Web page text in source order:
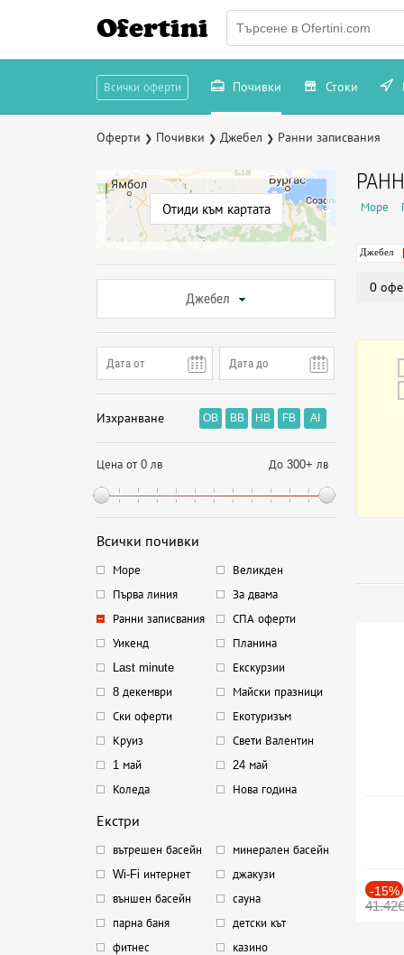
Ofertini
Всички оферти Почивки Стоки
Оферти ❯ Почивки ❯ Джебел ❯ Ранни записвания
Отиди към картата
Джебел
Изхранване OB BB HB FB AI
Цена от 0 лв До 300+ лв
Всички почивки
Море
Великден
Първа линия
За двама
Ранни записвания
СПА оферти
Уикенд
Планина
Last minute
Екскурзии
8 декември
Майски празници
Ски оферти
Екотуризъм
Круиз
Свети Валентин
1 май
24 май
Коледа
Нова година
Екстри
вътрешен басейн
минерален басейн
Wi-Fi интернет
джакузи
външен басейн
сауна
парна баня
детски кът
фитнес
казино
Море
Джебел
0
-15%
41.42€